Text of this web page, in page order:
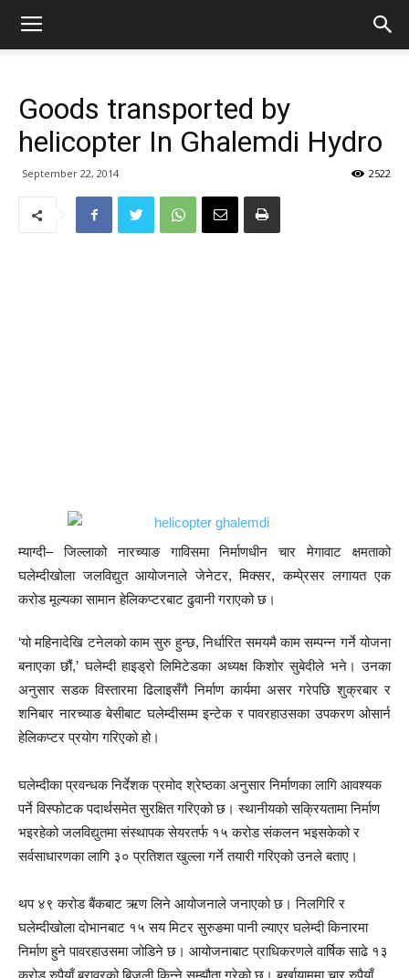
Goods transported by
helicopter In Ghalemdi Hydro
September 22, 2014 2522
म्याग्दी– जिल्लाको नारच्याङ गाविसमा निर्माणधीन चार मेगावाट क्षमताको
घलेम्दीखोला जलविद्युत आयोजनाले जेनेटर, मिक्सर, कम्पे्रसर लगायत एक
करोड मूल्यका सामान हेलिकप्टरबाट ढुवानी गराएको छ।
‘यो महिनादेखि टनेलको काम सुरु हुन्छ, निर्धारित समयमै काम सम्पन्न गर्ने योजना
बनाएका छौं,’ घलेम्दी हाइड्रो लिमिटेडका अध्यक्ष किशोर सुबेदीले भने। उनका
अनुसार सडक विस्तारमा ढिलाइसँगै निर्माण कार्यमा असर गरेपछि शुक्रबार र
शनिबार नारच्याङ बेसीबाट घलेम्दीसम्म इन्टेक र पावरहाउसका उपकरण ओसार्न
हेलिकप्टर प्रयोग गरिएको हो।
घलेम्दीका प्रवन्धक निर्देशक प्रमोद श्रेष्ठका अनुसार निर्माणका लागि आवश्यक
पर्ने विस्फोटक पदार्थसमेत सुरक्षित गरिएको छ। स्थानीयको सक्रियतामा निर्माण
भइरहेको जलविद्युतमा संस्थापक सेयरतर्फ १५ करोड संकलन भइसकेको र
सर्वसाधारणका लागि ३० प्रतिशत खुल्ला गर्ने तयारी गरिएको उनले बताए।
थप ४९ करोड बैंकबाट ऋण लिने आयोजनाले जनाएको छ। निलगिरि र
घलेम्दीखोला दोभानबाट १५ सय मिटर सुरुङमा पानी ल्याएर घलेम्दी किनारमा
निर्माण हुने पावरहाउसमा जोडिने छ। आयोजनाबाट प्राधिकरणले वार्षिक साढे १३
करोड रुपैयाँ बरावरको बिजुली किन्ने सम्झौता गरेको छ। बर्खायाममा चार रुपैयाँ